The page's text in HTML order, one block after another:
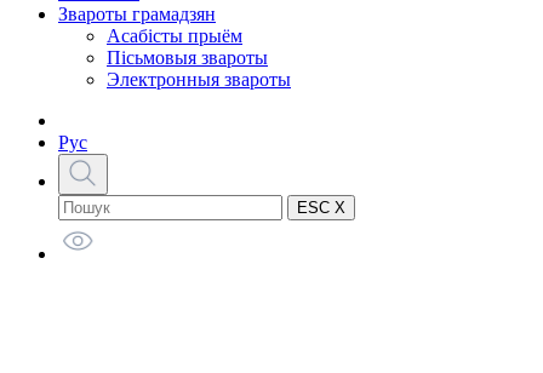
Звароты грамадзян
Асабісты прыём
Пісьмовыя звароты
Электронныя звароты
Рус
ESC X